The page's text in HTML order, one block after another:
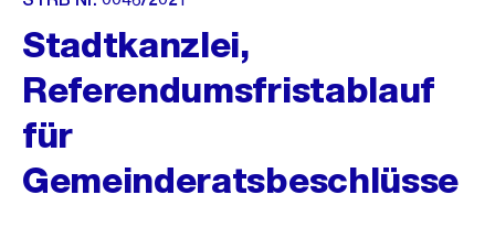
Stadtkanzlei,
Referendumsfristablauf
für
Gemeinderatsbeschlüsse